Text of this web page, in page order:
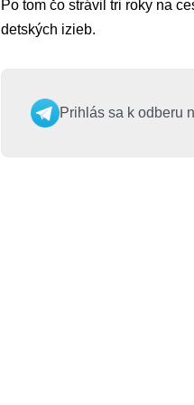
Po tom čo strávil tri roky na
detských izieb.
Prihlás sa k odberu